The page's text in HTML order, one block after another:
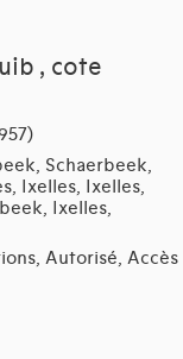
, cote
Schaerbeek,
Ixelles, Ixelles,
Ixelles,
Autorisé, Accès